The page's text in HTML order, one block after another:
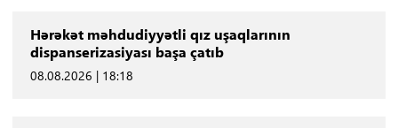
Hərəkət məhdudiyyətli qız uşaqlarının
dispanserizasiyası başa çatıb
08.08.2026 | 18:18